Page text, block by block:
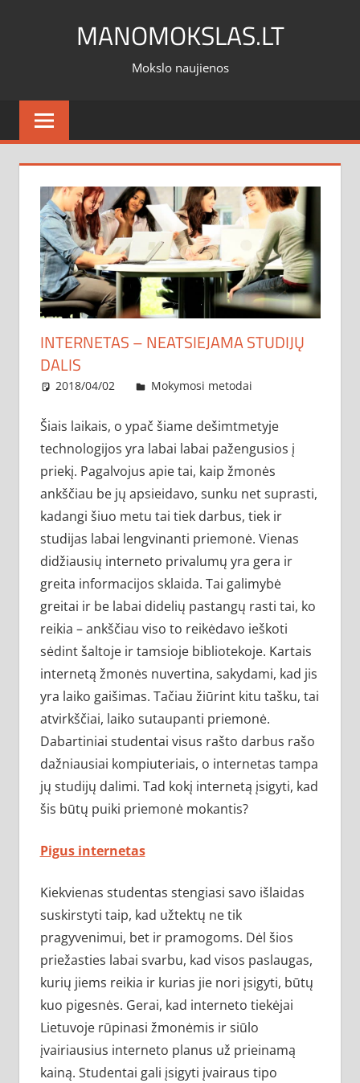
MANOMOKSLAS.LT
Mokslo naujienos
INTERNETAS – NEATSIEJAMA STUDIJŲ
DALIS
2018/04/02 administratorius
Mokymosi metodai
Šiais laikais, o ypač šiame dešimtmetyje
technologijos yra labai labai pažengusios į
priekį. Pagalvojus apie tai, kaip žmonės
ankščiau be jų apsieidavo, sunku net suprasti,
kadangi šiuo metu tai tiek darbus, tiek ir
studijas labai lengvinanti priemonė. Vienas
didžiausių interneto privalumų yra gera ir
greita informacijos sklaida. Tai galimybė
greitai ir be labai didelių pastangų rasti tai, ko
reikia – ankščiau viso to reikėdavo ieškoti
sėdint šaltoje ir tamsioje bibliotekoje. Kartais
internetą žmonės nuvertina, sakydami, kad jis
yra laiko gaišimas. Tačiau žiūrint kitu tašku, tai
atvirkščiai, laiko sutaupanti priemonė.
Dabartiniai studentai visus rašto darbus rašo
dažniausiai kompiuteriais, o internetas tampa
jų studijų dalimi. Tad kokį internetą įsigyti, kad
šis būtų puiki priemonė mokantis?
Pigus internetas
Kiekvienas studentas stengiasi savo išlaidas
suskirstyti taip, kad užtektų ne tik
pragyvenimui, bet ir pramogoms. Dėl šios
priežasties labai svarbu, kad visos paslaugas,
kurių jiems reikia ir kurias jie nori įsigyti, būtų
kuo pigesnės. Gerai, kad interneto tiekėjai
Lietuvoje rūpinasi žmonėmis ir siūlo
įvairiausius interneto planus už prieinamą
kainą. Studentai gali įsigyti įvairaus tipo